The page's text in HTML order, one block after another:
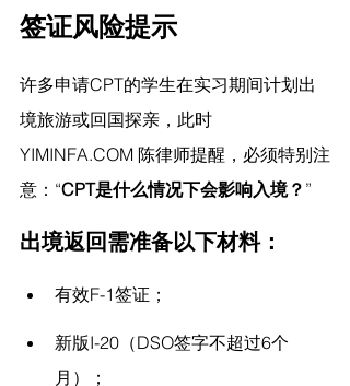
签证风险提示
许多申请CPT的学生在实习期间计划出
境旅游或回国探亲，此时
YIMINFA.COM 陈律师提醒， 必须特别注
意：“CPT是什么情况下会影响入境？ ”
出境返回需准备以下材料：
有效F-1签证；
新版I-20（DSO签字不超过6个
月）；